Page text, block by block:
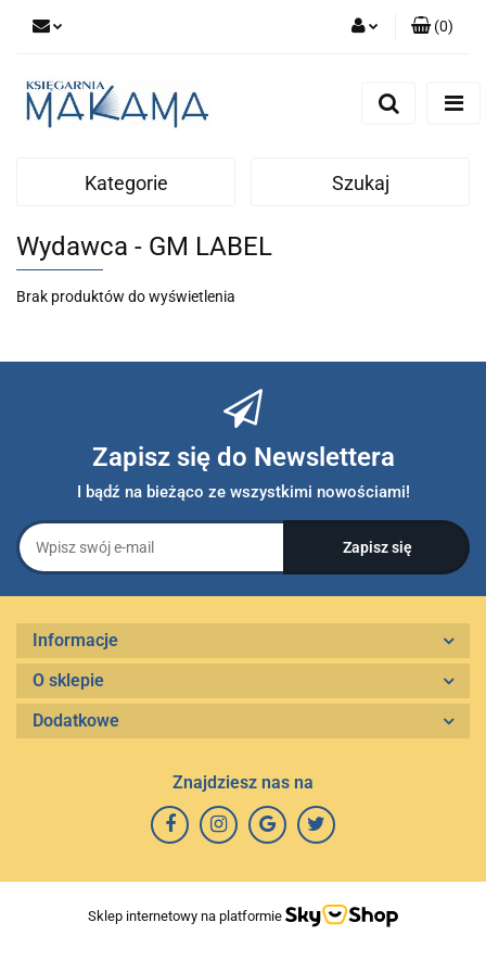
(0)
Kategorie Szukaj
Wydawca - GM LABEL
Brak produktów do wyświetlenia
Zapisz się do Newslettera
I bądź na bieżąco ze wszystkimi nowościami!
Informacje
O sklepie
Dodatkowe
Znajdziesz nas na
Sklep internetowy na platformie